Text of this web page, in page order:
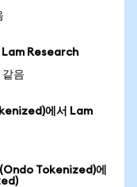
Research
음
에서 Lam
Tokenized)에